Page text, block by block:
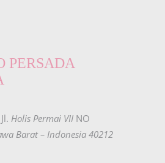
PERSADA
Jl. Holis Permai VII NO
Barat – Indonesia 40212